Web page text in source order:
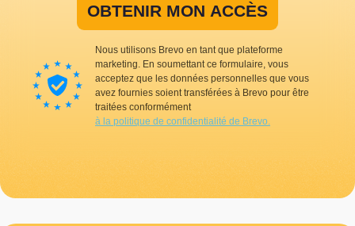
OBTENIR MON ACCÈS
Nous utilisons Brevo en tant que plateforme
marketing. En soumettant ce formulaire, vous
acceptez que les données personnelles que vous
avez fournies soient transférées à Brevo pour être
traitées conformément
à la politique de confidentialité de Brevo.